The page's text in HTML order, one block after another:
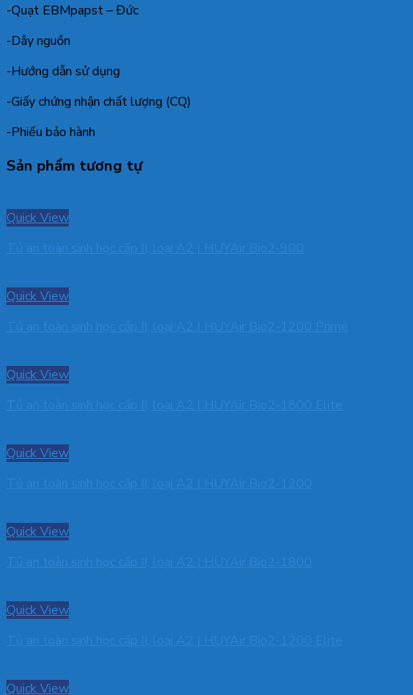
-Quạt EBMpapst – Đức
-Dây nguồn
-Hướng dẫn sử dụng
-Giấy chứng nhận chất lượng (CQ)
-Phiếu bảo hành
Sản phẩm tương tự
Quick View
Quick View
Quick View
Quick View
Quick View
Quick View
Quick View